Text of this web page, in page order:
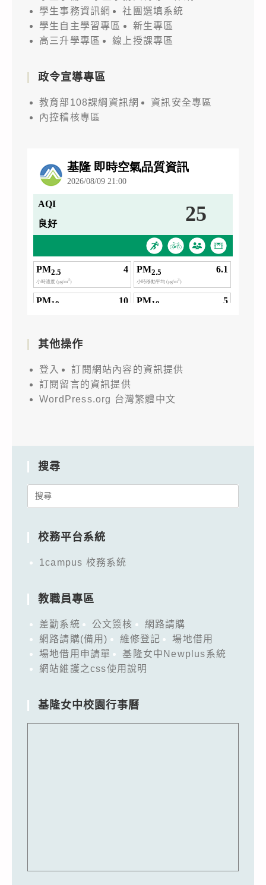
學生事務資訊網
社團選填系統
學生自主學習專區
新生專區
高三升學專區
線上授課專區
政令宣導專區
教育部108課綱資訊網
資訊安全專區
內控稽核專區
其他操作
登入
訂閱網站內容的資訊提供
訂閱留言的資訊提供
WordPress.org 台灣繁體中文
搜尋
Search
校務平台系統
1campus 校務系統
教職員專區
差勤系統 公文簽核
網路請購
網路請購(備用)
維修登記
場地借用
場地借用申請單
基隆女中Newplus系統
網站維護之css使用說明
基隆女中校園行事曆